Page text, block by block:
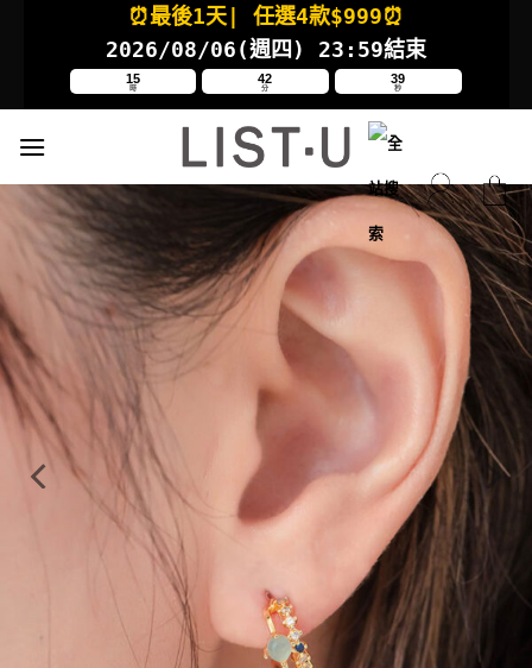
⏰最後1天 | 任選4款$999⏰
2026/08/06(週四 ) 23:59結束
15
時
42
分
39
秒